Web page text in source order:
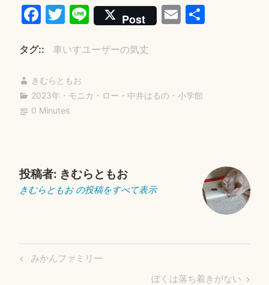
Fa
bo
ok
T
tte
r
Li
ne
Post E 共
タグ: 車いすユーザーの気丈
きむらともお
2023年 ・ モニカ・ロー ・ 中井はるの・ 小学館
0 Minutes
投稿者: きむらともお
きむらともお の投稿をすべて表示
投Previous
みかんファミリー
Next
ぼくは落ち着きがない